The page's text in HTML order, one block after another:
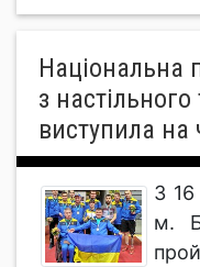
Національна
з настільного
виступила на
З
м.